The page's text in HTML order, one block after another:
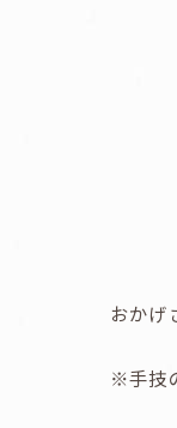
おかげ
※手技